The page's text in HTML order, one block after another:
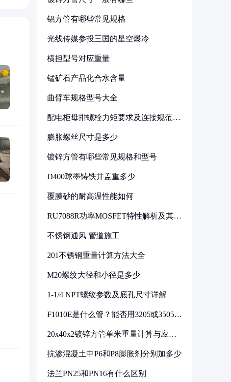
铝方管有哪些常见规格
光线传媒参投三国的星空爆冷
横担型号对应重量
锰矿石产品化合水含量
曲臂车规格型号大全
配电柜母排螺栓力矩要求及连接规范详
膨胀螺丝尺寸是多少
镀锌方管有哪些常见规格和型号
D400球墨铸铁井盖重多少
覆膜砂的耐高温性能如何
RU7088R功率MOSFET特性解析及其在
不锈钢通风 管道施工
201不锈钢重量计算方法大全
M20螺纹大径和小径是多少
1-1/4 NPT螺纹参数及底孔尺寸详解
F1010E是什么管？能否用3205或3505代
20x40x2镀锌方管单米重量计算与应用
抗渗混凝土中P6和P8膨胀剂分别加多少
法兰PN25和PN16有什么区别